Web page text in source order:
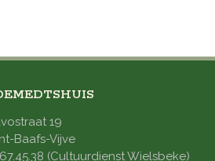
19
Baafs-Vijve
(Cultuurdienst Wielsbeke)